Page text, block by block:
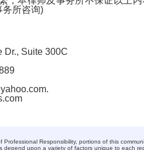
所咨询)
Dr., Suite 300C
.
Responsibility, portions of this
depend upon a variety of factors unique to each